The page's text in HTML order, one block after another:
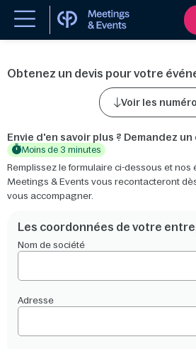
Obtenez un devis pour votre
Voir les
Envie d'en savoir plus ? Demandez un
Moins de 3 minutes
Remplissez le formulaire ci-dessous et nos
Meetings & Events vous recontacteront
vous accompagner.
Les coordonnées de votre
Nom de société
Adresse